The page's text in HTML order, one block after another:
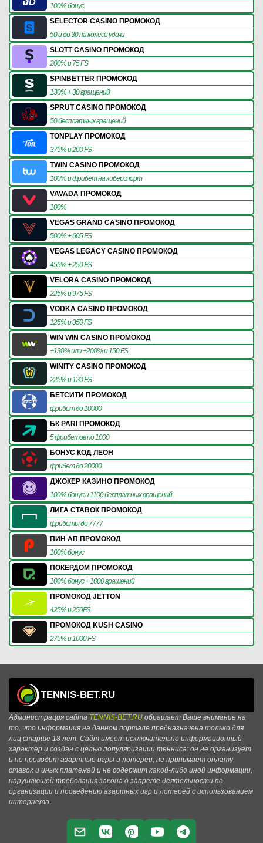
100% бонус
SELECTOR CASINO ПРОМОКОД
50 и до 30 на колесе удачи
SLOTT CASINO ПРОМОКОД
200% и 75 FS
SPINBETTER ПРОМОКОД
130% + 30 вращений
SPRUT CASINO ПРОМОКОД
50 бесплатных вращений
TONPLAY ПРОМОКОД
375% и 200 FS
TWIN CASINO ПРОМОКОД
100% и фрибет на киберспорт
VAVADA ПРОМОКОД
100%
VEGAS GRAND CASINO ПРОМОКОД
500% + 605 FS
VEGAS LEGACY CASINO ПРОМОКОД
455% + 250 FS
VELORA CASINO ПРОМОКОД
225% и 975 FS
VODKA CASINO ПРОМОКОД
125% и 350 FS
WIN WIN CASINO ПРОМОКОД
+130% или +200% и 150 FS
WINITY CASINO ПРОМОКОД
225% и 120 FS
БЕТСИТИ ПРОМОКОД
фрибет до 10000
БК PARI ПРОМОКОД
5 фрибетов по 1000
БОНУС КОД ЛЕОН
фрибет до 20000
ДЖОКЕР КАЗИНО ПРОМОКОД
100% бонус и 1100 бесплатных вращений
ЛИГА СТАВОК ПРОМОКОД
фрибеты до 7777
ПИН АП ПРОМОКОД
100% бонус
ПОКЕРДОМ ПРОМОКОД
100% бонус + 1000 вращений
ПРОМОКОД JETTON
425% и 250FS
ПРОМОКОД KUSH CASINO
275% и 1000 FS
TENNIS-BET.RU
Администрация сайта TENNIS-BET.RU обращает Ваше внимание на
то, что информация на данном портале предназначена только для
лиц старше 18 лет. Сайт имеет исключительно информационный
характер и создан с целью популяризации тенниса: он не организует
и не проводит азартные игры и лотереи, не принимает оплату
ставок и иных платежей и не содержит какой-либо иной информации,
нарушающей требования закона о запрете деятельности по
организации и проведению азартных игр и лотерей с использованием
интернета.